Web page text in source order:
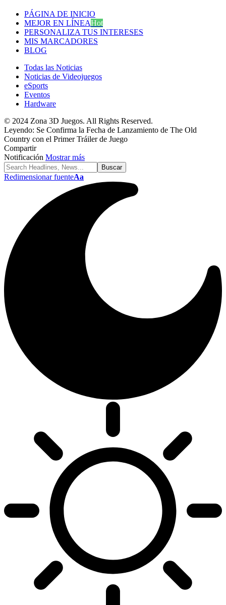
PÁGINA DE INICIO
MEJOR EN LÍNEAHot
PERSONALIZA TUS INTERESES
MIS MARCADORES
BLOG
Todas las Noticias
Noticias de Videojuegos
eSports
Eventos
Hardware
© 2024 Zona 3D Juegos. All Rights Reserved.
Leyendo: Se Confirma la Fecha de Lanzamiento de The Old
Country con el Primer Tráiler de Juego
Compartir
Notificación Mostrar más
Redimensionar fuenteAa